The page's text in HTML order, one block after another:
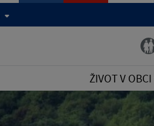
ŽIVOT V OBCI